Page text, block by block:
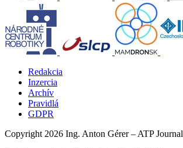
Redakcia
Inzercia
Archív
Pravidlá
GDPR
Copyright 2026 Ing. Anton Gérer – ATP Journal